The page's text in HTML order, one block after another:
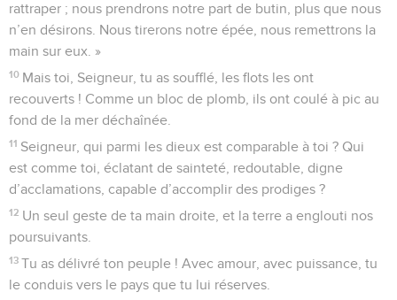
rattraper ; nous prendrons notre part de butin, plus que nous
n’en désirons. Nous tirerons notre épée, nous remettrons la
main sur eux. »
10 Mais toi, Seigneur, tu as soufflé, les flots les ont
recouverts ! Comme un bloc de plomb, ils ont coulé à pic au
fond de la mer déchaînée.
11 Seigneur, qui parmi les dieux est comparable à toi ? Qui
est comme toi, éclatant de sainteté, redoutable, digne
d’acclamations, capable d’accomplir des prodiges ?
12 Un seul geste de ta main droite, et la terre a englouti nos
poursuivants.
13 Tu as délivré ton peuple ! Avec amour, avec puissance, tu
le conduis vers le pays que tu lui réserves.